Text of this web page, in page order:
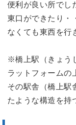
便利が良い所でし
東口ができたり・
なくても東西を行
※橋上駅（きょう
ラットフォームの
その駅舎（橋上駅
たような構造を持